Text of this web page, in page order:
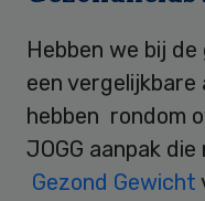
Hebben we bij
een vergelijkbare
hebben rondom
JOGG aanpak
Gezond Gewicht